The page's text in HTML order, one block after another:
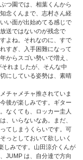
つ園では、相葉くんから
念くんまで、志村さん経
い面が出始めてる感じで
送ではないのが残念で
よね。それなのに、すで
すぎ、入手困難になって
からスゴい勢いで増え、
れましたが、そんな中
にしている姿勢は、素晴
チャメチャ推されていま
後が楽しみです。ギター
なくても、ロッカー圭人
、いらないなあ。まだ、
てしまうくらいです。可
っとしておいて欲しいく
しみです。山田涼介くんが
JUMP は、自分達で方向